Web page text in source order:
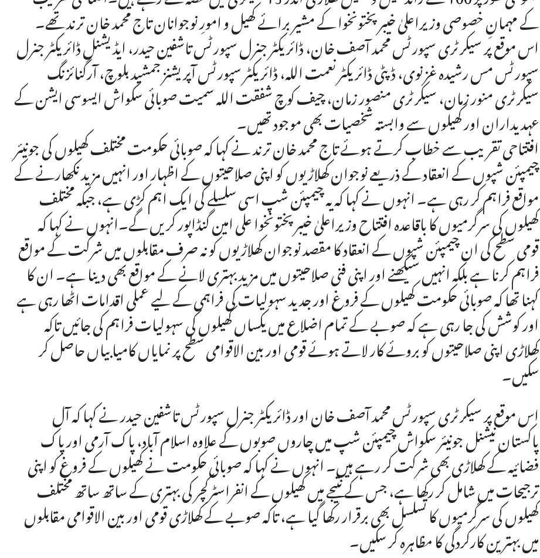
کے مہمانِ خصوصی وزیراعلیٰ خیبرپختونخوا کے مشیر برائے کھیل و امورِ نوجوانان تاج محمد خان ترند تھے۔
اس موقع پر سیکرٹری سپورٹس محمد آصف خان، ڈائریکٹر جنرل سپورٹس تاشفین حیدر، ایڈیشنل ڈائریکٹر جنرل
سپورٹس مس رشیدہ غزنوی، ڈپٹی ڈائریکٹر نعمت اللہ، ڈائریکٹر سپورٹس آپریشنز جمشید بلوچ، آرگنائزنگ
سیکرٹری منور زمان، سیکرٹری منصور زمان، چیف کوچ شفقت اللہ سمیت صوبائی سکواش ایسوسی ایشن کے
عہدیداران اور کھیلوں سے وابستہ شخصیات بھی موجود تھیں۔
افتتاحی تقریب سے خطاب کرتے ہوئے تاج محمد خان ترند نے کہا کہ صوبائی حکومت مختلف کھیلوں کی جونیئر
چیمپئن شپوں کے انعقاد کے ذریعے نوجوان کھلاڑیوں کو اپنی صلاحیتوں کے اظہار اور انہیں مزید نکھارنے کے
مواقع فراہم کر رہی ہے۔ انہوں نے کہا کہ یہ چیمپئن شپ اسی سلسلے کی ایک اہم کڑی ہے، جبکہ مختلف
کھیلوں کی سرگرمیوں کا باقاعدہ افتتاح وزیراعلیٰ خیبرپختونخوا علی امین گنڈاپور کریں گے۔انہوں نے کہا کہ
قومی سطح کی ان چیمپئن شپوں کے انعقاد کا مقصد نوجوان کھلاڑیوں کو نہ صرف مقابلوں میں شرکت کے مواقع
فراہم کرنا ہے بلکہ انہیں سیکھنے اور اپنی فنی صلاحیتوں میں مزید بہتری لانے کے مواقع بھی دینا ہے۔ ان کا
کہنا تھا کہ صوبائی حکومت کھیلوں کے فروغ اور جدید سہولیات کی فراہمی کے لیے عملی اقدامات اٹھا رہی ہے
اور کوشش کی جا رہی ہے کہ صوبے کے تمام اضلاع میں یکساں کھیلوں کی سہولیات فراہم کی جائیں تاکہ
کھلاڑی اپنی صلاحیتوں کو بروئے کار لاتے ہوئے قومی اور بین الاقوامی سطح پر نمایاں کامیابیاں حاصل کر
سکیں۔
اس موقع پر سیکرٹری سپورٹس محمد آصف خان اور ڈائریکٹر جنرل سپورٹس تاشفین حیدر نے کہا کہ آل
پاکستان نیشنل جونیئر سکواش چیمپئن شپ میں چاروں صوبوں کے علاوہ اسلام آباد، پاک آرمی اور پاک
فضائیہ کے کھلاڑی بھی شرکت کر رہے ہیں۔ انہوں نے کہا کہ صوبائی حکومت نے کھیلوں کے فروغ کو اپنی
ترجیحات میں شامل کر رکھا ہے، جس کے نتیجے میں کھیلوں کے انفراسٹرکچر کی بہتری کے ساتھ ساتھ مختلف
کھیلوں کی سرگرمیوں کا تسلسل بھی برقرار رکھا گیا ہے، تاکہ صوبے کے کھلاڑی قومی اور بین الاقوامی مقابلوں
میں بہترین کارکردگی کا مظاہرہ کر سکیں۔